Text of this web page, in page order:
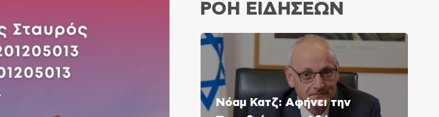
ΡΟΗ ΕΙΔΗΣΕΩΝ
Νόαμ Κατζ: Αφήνει την